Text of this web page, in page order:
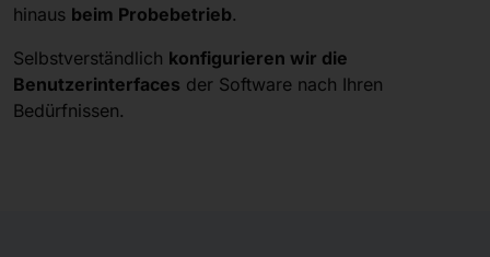
hinaus beim Probebetrieb.
Selbstverständlich konfigurieren wir die
Benutzerinterfaces der Software nach Ihren
Bedürfnissen.